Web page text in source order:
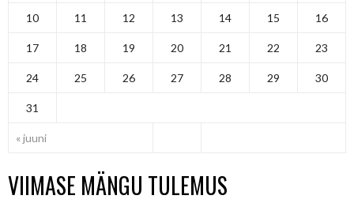
« juuni
10 11 12 13 14 15 16
17 18 19 20 21 22 23
24 25 26 27 28 29 30
31
VIIMASE MÄNGU TULEMUS